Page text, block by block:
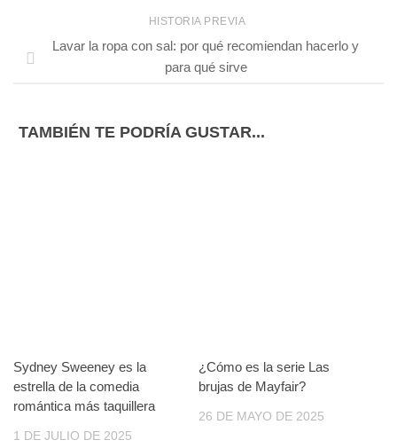
HISTORIA PREVIA
Lavar la ropa con sal: por qué recomiendan hacerlo y
para qué sirve
TAMBIÉN TE PODRÍA GUSTAR...
Sydney Sweeney es la
estrella de la comedia
romántica más taquillera
1 DE JULIO DE 2025
¿Cómo es la serie Las
brujas de Mayfair?
26 DE MAYO DE 2025